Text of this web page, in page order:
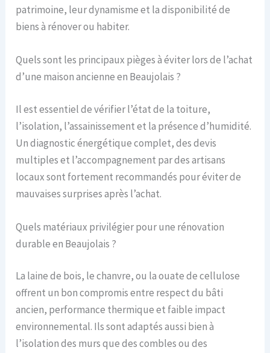
patrimoine, leur dynamisme et la disponibilité de
biens à rénover ou habiter.
Quels sont les principaux pièges à éviter lors de l’achat
d’une maison ancienne en Beaujolais ?
Il est essentiel de vérifier l’état de la toiture,
l’isolation, l’assainissement et la présence d’humidité.
Un diagnostic énergétique complet, des devis
multiples et l’accompagnement par des artisans
locaux sont fortement recommandés pour éviter de
mauvaises surprises après l’achat.
Quels matériaux privilégier pour une rénovation
durable en Beaujolais ?
La laine de bois, le chanvre, ou la ouate de cellulose
offrent un bon compromis entre respect du bâti
ancien, performance thermique et faible impact
environnemental. Ils sont adaptés aussi bien à
l’isolation des murs que des combles ou des